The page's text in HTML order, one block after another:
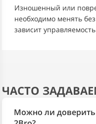
Изношенный или
необходимо менять
зависит
ЧАСТО
Можно ли доверить